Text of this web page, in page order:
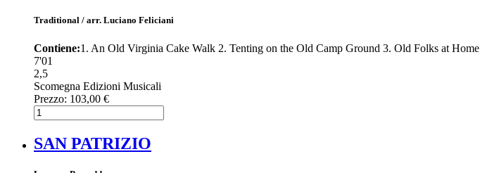
Traditional / arr. Luciano Feliciani
Contiene:1. An Old Virginia Cake Walk 2. Tenting on the Old Camp Ground 3. Old Folks at Home
7'01
2,5
Scomegna Edizioni Musicali
Prezzo: 103,00 €
SAN PATRIZIO